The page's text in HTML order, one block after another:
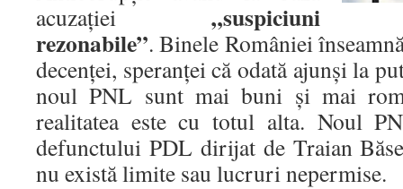
acuzației „suspiciuni
rezonabile”. Binele României
decenței, speranței că odată ajunși la
noul PNL sunt mai buni și mai
realitatea este cu totul alta. Noul
defunctului PDL dirijat de Traian
nu există limite sau lucruri nepermise.